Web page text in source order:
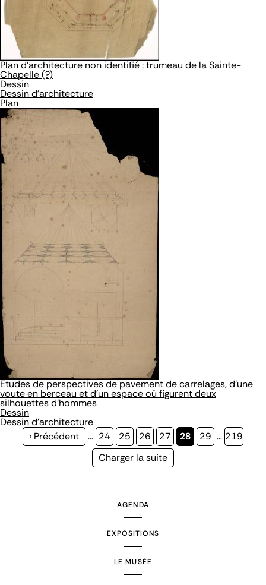
Plan d’architecture non identifié : trumeau de la Sainte-
Chapelle (?)
Dessin
Dessin d'architecture
Plan
Etudes de perspectives de pavement de carrelages, d’une
voute en berceau et d’un espace où figurent deux
silhouettes d’hommes
Dessin
Dessin d'architecture
Page
‹ Précédent … Page
24 Page
25 Page
26 Page
27
Page
28 Page
29 … Page
219
Page
Charger la suite
AGENDA
EXPOSITIONS
LE MUSÉE